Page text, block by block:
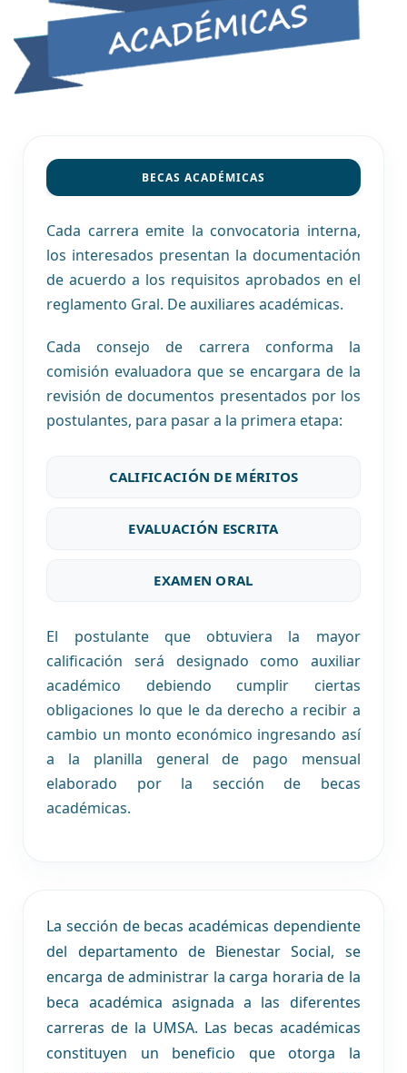
BECAS ACADÉMICAS
Cada carrera emite la convocatoria interna,
los interesados presentan la documentación
de acuerdo a los requisitos aprobados en el
reglamento Gral. De auxiliares académicas.
Cada consejo de carrera conforma la
comisión evaluadora que se encargara de la
revisión de documentos presentados por los
postulantes, para pasar a la primera etapa:
CALIFICACIÓN DE MÉRITOS
EVALUACIÓN ESCRITA
EXAMEN ORAL
El postulante que obtuviera la mayor
calificación será designado como auxiliar
académico debiendo cumplir ciertas
obligaciones lo que le da derecho a recibir a
cambio un monto económico ingresando así
a la planilla general de pago mensual
elaborado por la sección de becas
académicas.
La sección de becas académicas dependiente
del departamento de Bienestar Social, se
encarga de administrar la carga horaria de la
beca académica asignada a las diferentes
carreras de la UMSA. Las becas académicas
constituyen un beneficio que otorga la